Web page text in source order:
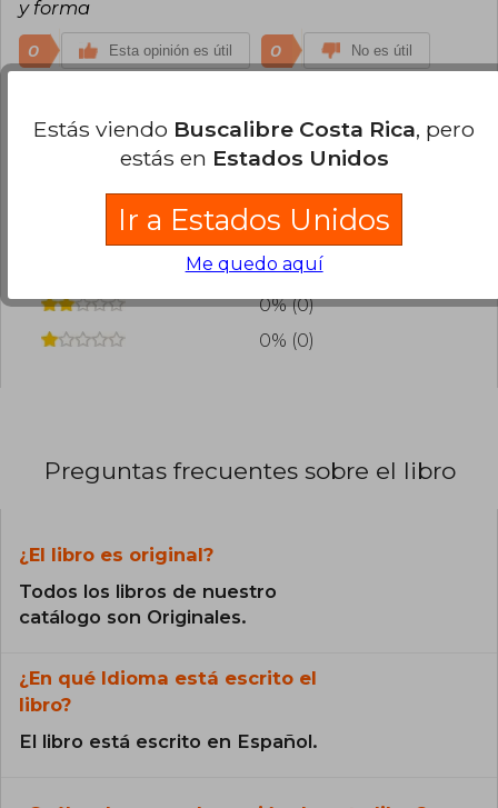
y forma
0 Esta opinión es útil 0 No es útil
agregar tu propia evaluación
100% (1)
0% (0)
0% (0)
0% (0)
0% (0)
Preguntas frecuentes sobre el libro
¿El libro es original?
Todos los libros de nuestro
catálogo son Originales.
¿En qué Idioma está escrito el
libro?
El libro está escrito en Español.
Estás viendo Buscalibre Costa Rica, pero
estás en Estados Unidos
Ir a Estados Unidos
Me quedo aquí